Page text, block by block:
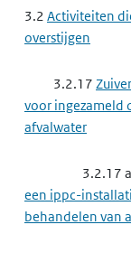
van cement,
ongebluste kalk
3.3.7 b
een andere
installatie voor
kalk en
3.3.8
3.2 Activiteiten
overstijgen
3.2.17
voor ingezameld
afvalwater
3.2.17 a
een ippc-
behandelen van